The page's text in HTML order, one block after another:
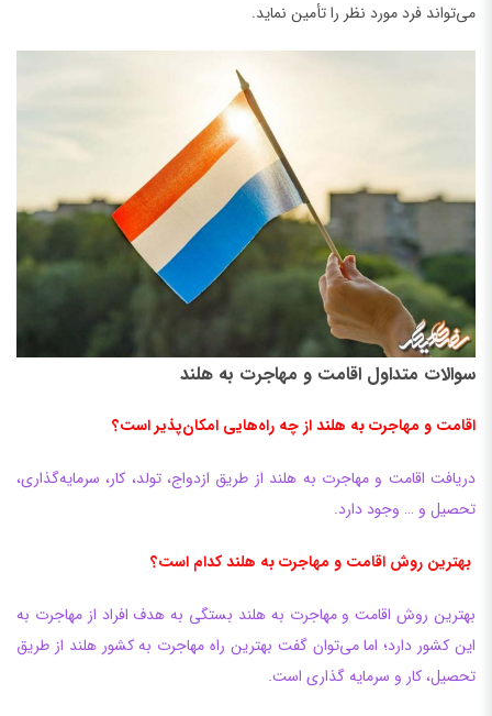
می‌تواند فرد مورد نظر را تأمین نماید.
سوالات متداول اقامت و مهاجرت به هلند
اقامت و مهاجرت به هلند از چه راه‌هایی امکان‌پذیر است؟
دریافت اقامت و مهاجرت به هلند از طریق ازدواج، تولد، کار، سرمایه‌گذاری،
تحصیل و … وجود دارد.
بهترین روش اقامت و مهاجرت به هلند کدام است؟
بهترین روش اقامت و مهاجرت به هلند بستگی به هدف افراد از مهاجرت به
این کشور دارد؛ اما می‌توان گفت بهترین راه مهاجرت به کشور هلند از طریق
تحصیل، کار و سرمایه گذاری است.